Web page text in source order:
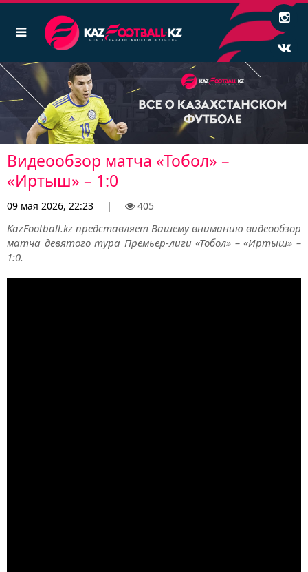
Видеообзор матча «Тобол» –
«Иртыш» – 1:0
09 мая 2026, 22:23 | 405
KazFootball.kz представляет Вашему вниманию видеообзор
матча девятого тура Премьер-лиги «Тобол» – «Иртыш» –
1:0.